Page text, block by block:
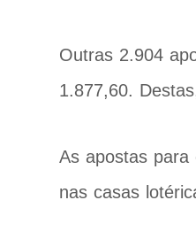
Outras 2.904
1.877,60.
As apostas
nas casas